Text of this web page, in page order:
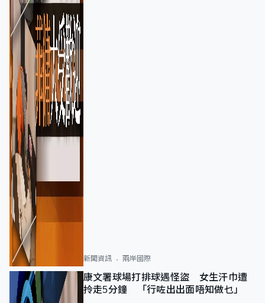
新聞資訊 兩岸國際
康文署球場打排球遇怪盜 女生汗巾遭
拎走5分鐘 「行咗出出面唔知做乜」